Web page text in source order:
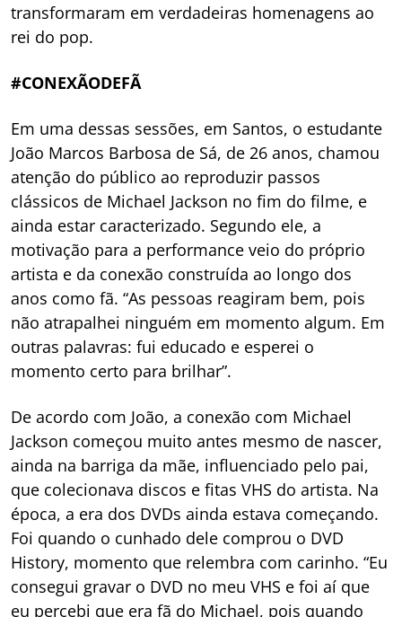
transformaram em verdadeiras homenagens ao
rei do pop.
#CONEXÃODEFÃ
Em uma dessas sessões, em Santos, o estudante
João Marcos Barbosa de Sá, de 26 anos, chamou
atenção do público ao reproduzir passos
clássicos de Michael Jackson no fim do filme, e
ainda estar caracterizado. Segundo ele, a
motivação para a performance veio do próprio
artista e da conexão construída ao longo dos
anos como fã. “As pessoas reagiram bem, pois
não atrapalhei ninguém em momento algum. Em
outras palavras: fui educado e esperei o
momento certo para brilhar”.
De acordo com João, a conexão com Michael
Jackson começou muito antes mesmo de nascer,
ainda na barriga da mãe, influenciado pelo pai,
que colecionava discos e fitas VHS do artista. Na
época, a era dos DVDs ainda estava começando.
Foi quando o cunhado dele comprou o DVD
History, momento que relembra com carinho. “Eu
consegui gravar o DVD no meu VHS e foi aí que
eu percebi que era fã do Michael, pois quando